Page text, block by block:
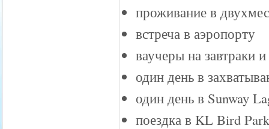
проживание в
встреча в аэропорту
ваучеры на завтраки
один день в
один день в Sunway
поездка в KL Bird